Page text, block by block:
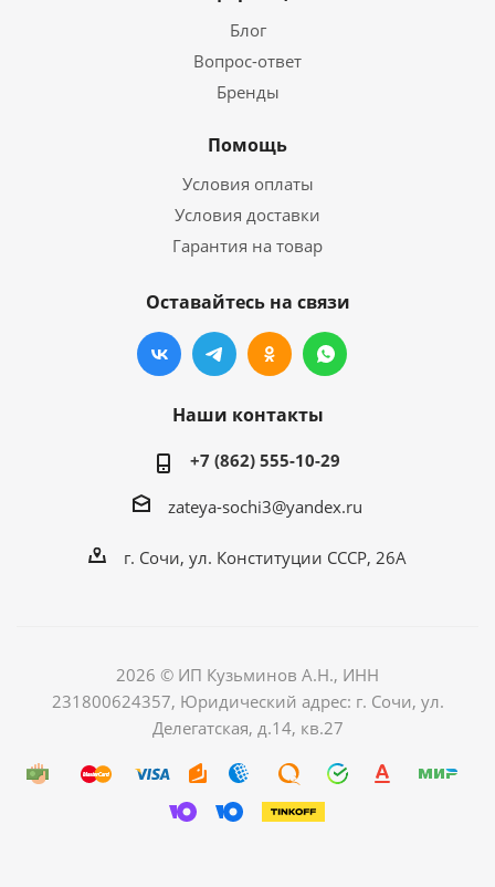
Блог
Вопрос-ответ
Бренды
Помощь
Условия оплаты
Условия доставки
Гарантия на товар
Оставайтесь на связи
Наши контакты
+7 (862) 555-10-29
zateya-sochi3@yandex.ru
г. Сочи, ул. Конституции СССР, 26А
2026 © ИП Кузьминов А.Н., ИНН
231800624357, Юридический адрес: г. Сочи, ул.
Делегатская, д.14, кв.27